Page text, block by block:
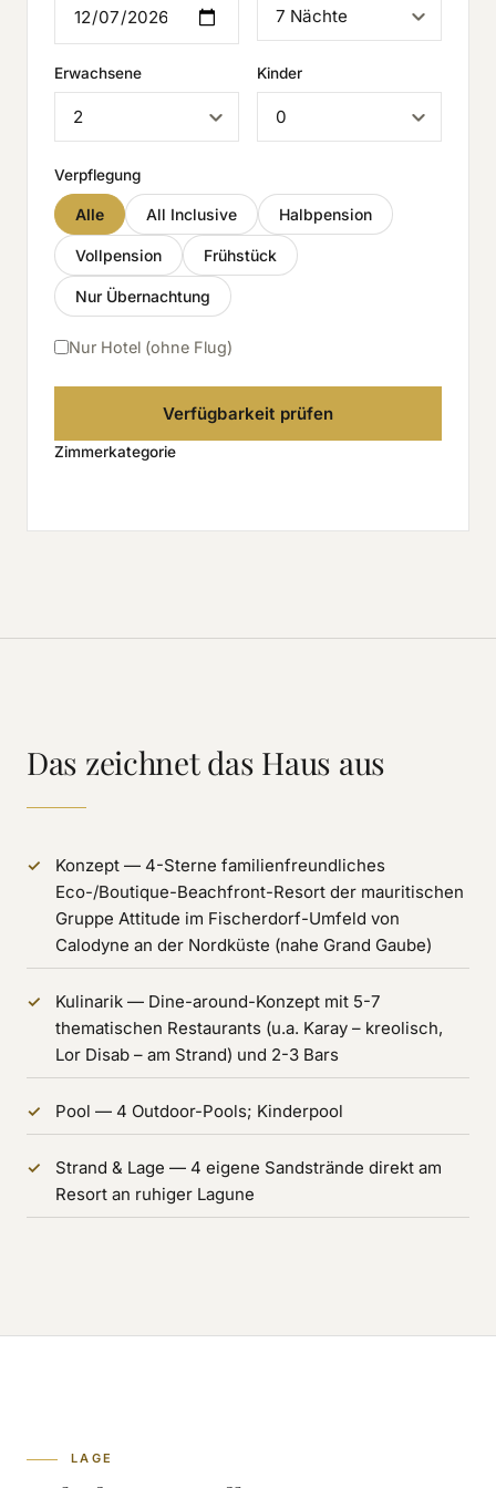
Erwachsene Kinder
Verpflegung
Alle All Inclusive Halbpension
Vollpension Frühstück
Nur Übernachtung
Nur Hotel (ohne Flug)
Verfügbarkeit prüfen
Zimmerkategorie
Das zeichnet das Haus aus
Konzept — 4-Sterne familienfreundliches
Eco-/Boutique-Beachfront-Resort der mauritischen
Gruppe Attitude im Fischerdorf-Umfeld von
Calodyne an der Nordküste (nahe Grand Gaube)
Kulinarik — Dine-around-Konzept mit 5-7
thematischen Restaurants (u.a. Karay – kreolisch,
Lor Disab – am Strand) und 2-3 Bars
Pool — 4 Outdoor-Pools; Kinderpool
Strand & Lage — 4 eigene Sandstrände direkt am
Resort an ruhiger Lagune
LAGE